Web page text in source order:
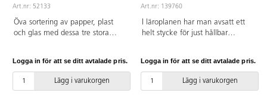
Art.nr: 52133
Öva sortering av papper, plast
och glas med dessa tre stora
Föremålen fästs med kardborre.
Logga in för att se ditt avtalade pris.
Lägg i varukorgen
Art.nr: 139760
I läroplanen har man avsatt ett
helt stycke för just hållbar
och barnen ska lära sig hur man
bidrar till en hållbar utveckling.
Aktiviteterna i paketet inkluderar
Logga in för att se ditt avtalade pris.
Lägg i varukorgen